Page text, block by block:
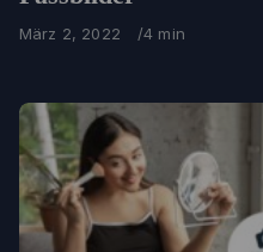
Published
März 2, 2022 4 min